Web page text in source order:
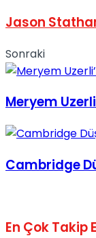
Jason
Sonraki
Meryem
Cambridge
En Çok Takip